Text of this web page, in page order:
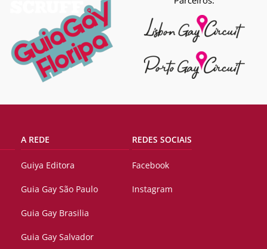
A REDE
Guiya Editora
Guia Gay São Paulo
Guia Gay Brasilia
Guia Gay Salvador
REDES SOCIAIS
Facebook
Instagram